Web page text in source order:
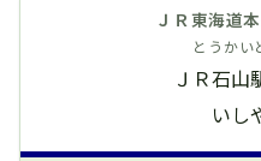
ＪＲ東海道
とうかい
ＪＲ石山
いし